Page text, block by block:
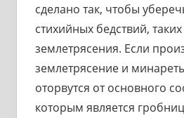
сделано так, чтобы
стихийных бедствий, таких
землетрясения. Если
землетрясение и
оторвутся от основного
которым является